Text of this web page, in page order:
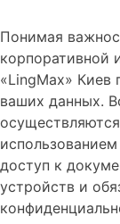
Понимая
корпоративной
«LingMax»
ваших данных.
доступ к
устройств и